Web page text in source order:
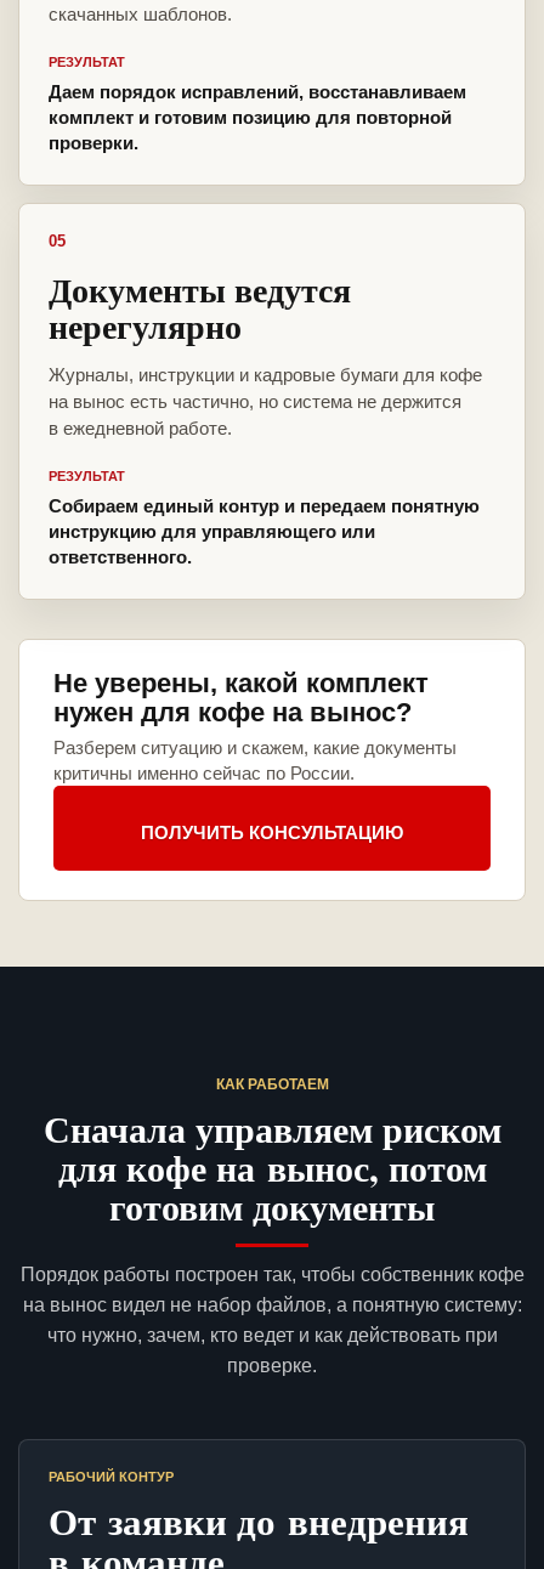
скачанных шаблонов.
РЕЗУЛЬТАТ
Даем порядок исправлений, восстанавливаем
комплект и готовим позицию для повторной
проверки.
05
Документы ведутся
нерегулярно
Журналы, инструкции и кадровые бумаги для кофе
на вынос есть частично, но система не держится
в ежедневной работе.
РЕЗУЛЬТАТ
Собираем единый контур и передаем понятную
инструкцию для управляющего или
ответственного.
Не уверены, какой комплект
нужен для кофе на вынос?
Разберем ситуацию и скажем, какие документы
критичны именно сейчас по России.
ПОЛУЧИТЬ КОНСУЛЬТАЦИЮ
КАК РАБОТАЕМ
Сначала управляем риском
для кофе на вынос, потом
готовим документы
Порядок работы построен так, чтобы собственник кофе
на вынос видел не набор файлов, а понятную систему:
что нужно, зачем, кто ведет и как действовать при
проверке.
РАБОЧИЙ КОНТУР
От заявки до внедрения